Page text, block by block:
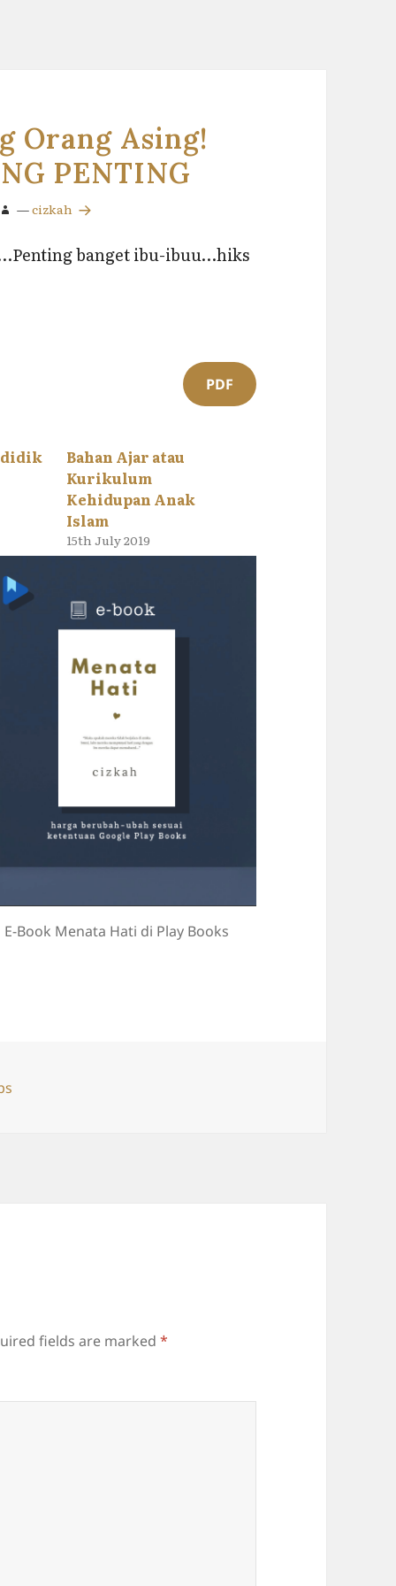
Orang Asing!
PENTING
—cizkah
banget ibu-ibuu…hiks
PDF
Bahan Ajar atau
Kurikulum
Kehidupan Anak
Islam
15th July 2019
E-Book Menata Hati di Play Books
fields are marked*